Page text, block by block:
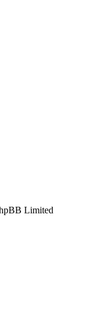
Limited